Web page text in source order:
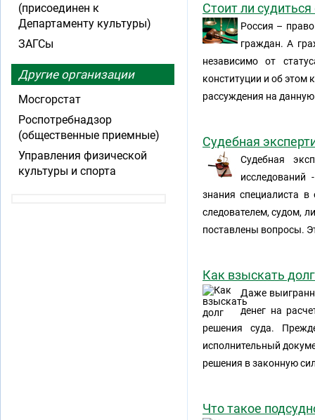
Стоит ли
Россия –
граждан. А
независимо от
конституции и об этом
рассуждения на данную
Судебная
Судебная
знания специалиста
следователем, судом,
поставлены вопросы.
Как взыскать долг
Даже
денег на
решения суда.
исполнительный
решения в законную
Что такое
(присоединен к
Департаменту культуры)
ЗАГСы
Другие организации
Мосгорстат
Роспотребнадзор
(общественные приемные)
Управления физической
культуры и спорта